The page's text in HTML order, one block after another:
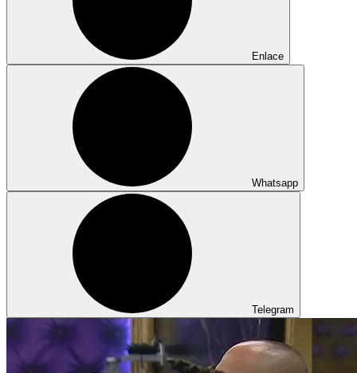
Enlace
Whatsapp
Telegram